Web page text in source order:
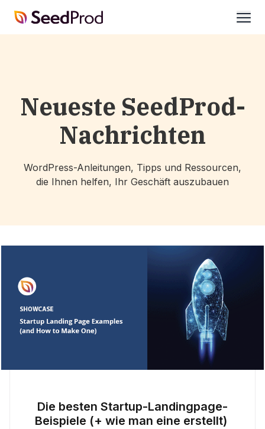
SeedProd
Neueste SeedProd-
Nachrichten
WordPress-Anleitungen, Tipps und Ressourcen,
die Ihnen helfen, Ihr Geschäft auszubauen
Die besten Startup-Landingpage-
Beispiele (+ wie man eine erstellt)